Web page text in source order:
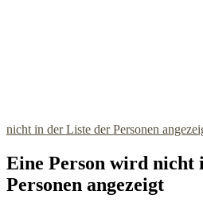
nicht in der Liste der Personen
Eine Person wird nicht
Personen angezeigt